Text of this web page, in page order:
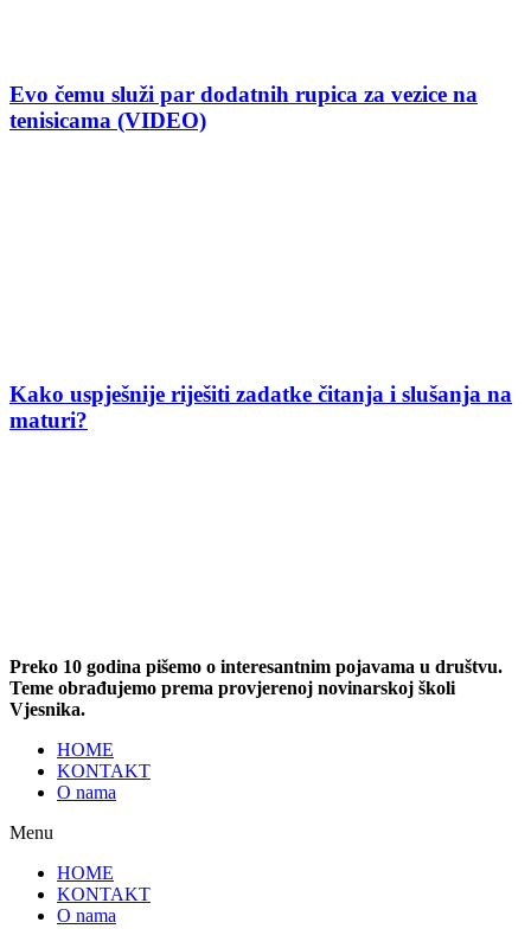
Evo čemu služi par dodatnih rupica za vezice na
tenisicama (VIDEO)
Kako uspješnije riješiti zadatke čitanja i slušanja na
maturi?
Preko 10 godina pišemo o interesantnim pojavama u društvu.
Teme obrađujemo prema provjerenoj novinarskoj školi
Vjesnika.
HOME
KONTAKT
O nama
Menu
HOME
KONTAKT
O nama